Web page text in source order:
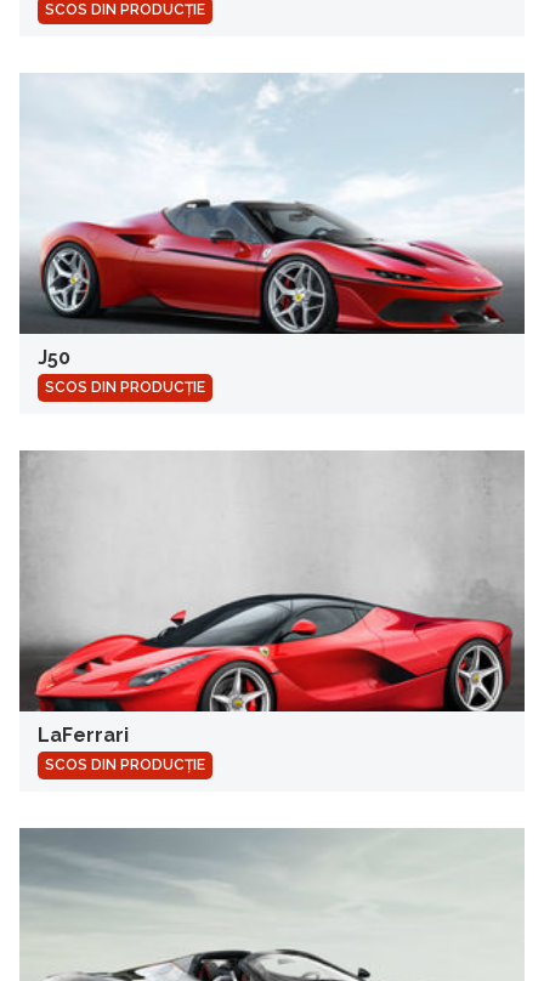
SCOS DIN PRODUCȚIE
J50
SCOS DIN PRODUCȚIE
LaFerrari
SCOS DIN PRODUCȚIE